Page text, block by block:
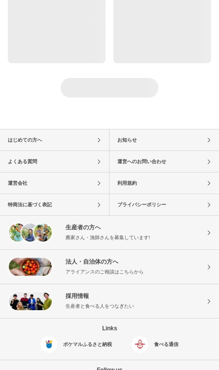
はじめての方へ お知らせ
よくある質問 運営へのお問い合わせ
運営会社 利用規約
特商法に基づく表記 プライバシーポリシー
生産者の方へ
農家さん・漁師さんを募集しています!
法人・自治体の方へ
アライアンスのご相談はこちらから
採用情報
生産者と食べる人をつなぎたい
Links
ポケマルふるさと納税 食べる通信